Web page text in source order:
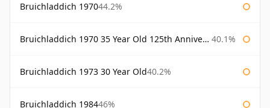
Bruichladdich 197044.2%
Bruichladdich 1970 35 Year Old 125th Anniversary 40.1%
Bruichladdich 1973 30 Year Old40.2%
Bruichladdich 198446%